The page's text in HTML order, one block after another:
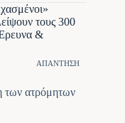
τους 300
&
ΑΠΆΝΤΗΣΗ
ατρόμητων